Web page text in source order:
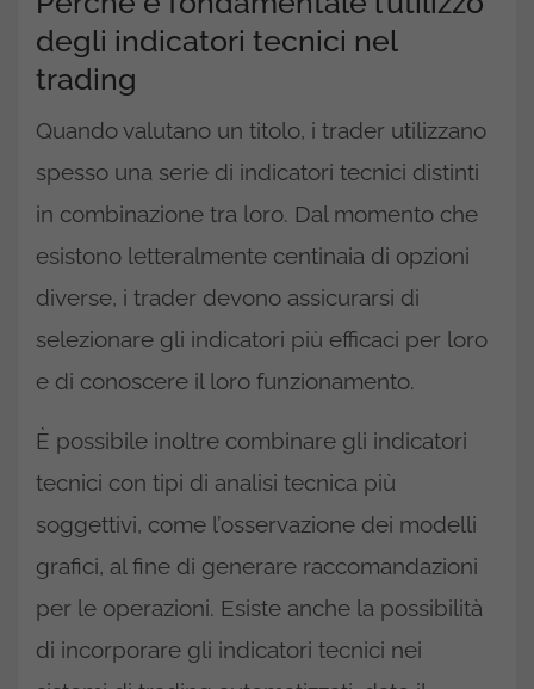
degli indicatori tecnici nel
trading
Quando valutano un titolo, i trader utilizzano
spesso una serie di indicatori tecnici distinti
in combinazione tra loro. Dal momento che
esistono letteralmente centinaia di opzioni
diverse, i trader devono assicurarsi di
selezionare gli indicatori più efficaci per loro
e di conoscere il loro funzionamento.
È possibile inoltre combinare gli indicatori
tecnici con tipi di analisi tecnica più
soggettivi, come l’osservazione dei modelli
grafici, al fine di generare raccomandazioni
per le operazioni. Esiste anche la possibilità
di incorporare gli indicatori tecnici nei